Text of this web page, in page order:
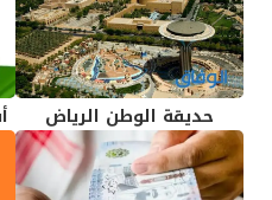
حديقة الوطن الرياض